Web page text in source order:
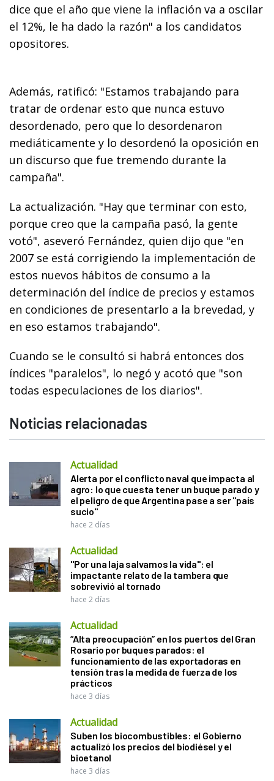
dice que el año que viene la inflación va a oscilar
el 12%, le ha dado la razón" a los candidatos
opositores.
Además, ratificó: "Estamos trabajando para
tratar de ordenar esto que nunca estuvo
desordenado, pero que lo desordenaron
mediáticamente y lo desordenó la oposición en
un discurso que fue tremendo durante la
campaña".
La actualización. "Hay que terminar con esto,
porque creo que la campaña pasó, la gente
votó", aseveró Fernández, quien dijo que "en
2007 se está corrigiendo la implementación de
estos nuevos hábitos de consumo a la
determinación del índice de precios y estamos
en condiciones de presentarlo a la brevedad, y
en eso estamos trabajando".
Cuando se le consultó si habrá entonces dos
índices "paralelos", lo negó y acotó que "son
todas especulaciones de los diarios".
Noticias relacionadas
Actualidad
Alerta por el conflicto naval que impacta al
agro: lo que cuesta tener un buque parado y
el peligro de que Argentina pase a ser "país
sucio"
hace 2 días
Actualidad
"Por una laja salvamos la vida": el
impactante relato de la tambera que
sobrevivió al tornado
hace 2 días
Actualidad
“Alta preocupación” en los puertos del Gran
Rosario por buques parados: el
funcionamiento de las exportadoras en
tensión tras la medida de fuerza de los
prácticos
hace 3 días
Actualidad
Suben los biocombustibles: el Gobierno
actualizó los precios del biodiésel y el
bioetanol
hace 3 días